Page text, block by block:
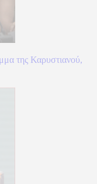
της Καρυστιανού,